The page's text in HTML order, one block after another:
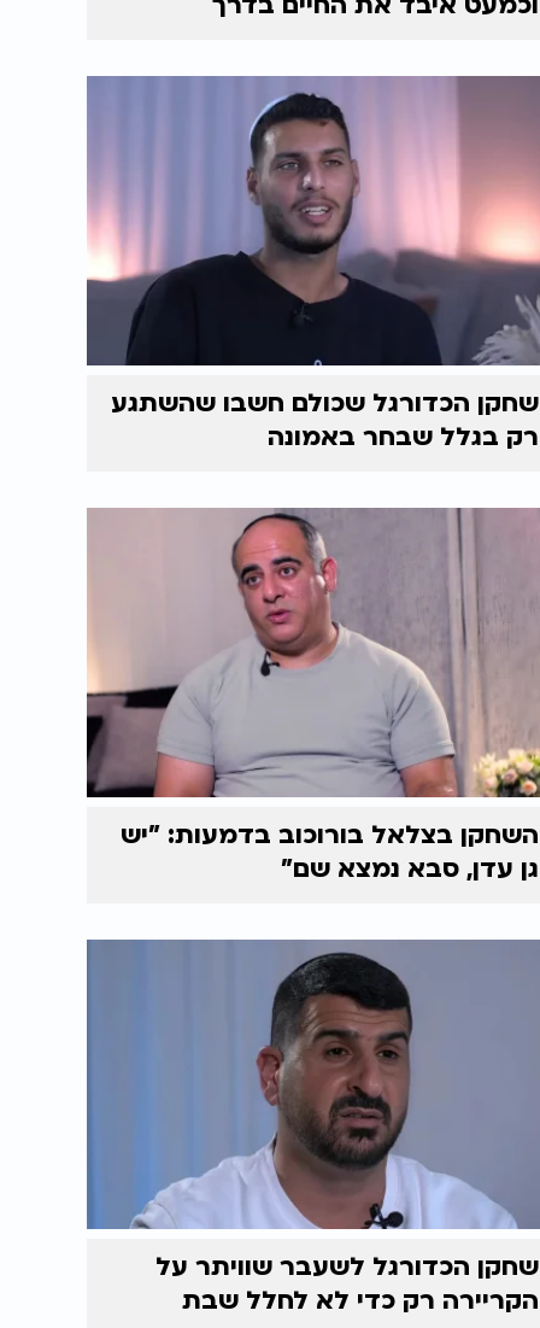
שחקן הכדורגל שכולם חשבו שהשתגע
רק בגלל שבחר באמונה
השחקן בצלאל בורוכוב בדמעות: "יש
גן עדן, סבא נמצא שם"
שחקן הכדורגל לשעבר שוויתר על
הקריירה רק כדי לא לחלל שבת